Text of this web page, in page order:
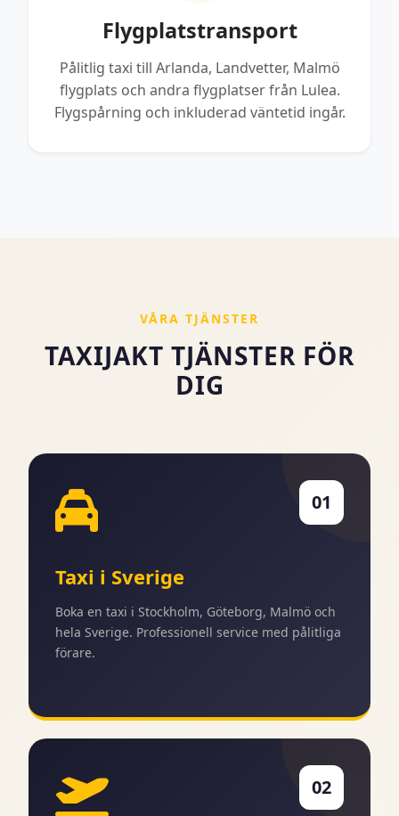
Flygplatstransport
Pålitlig taxi till Arlanda, Landvetter, Malmö
flygplats och andra flygplatser från Lulea.
Flygspårning och inkluderad väntetid ingår.
VÅRA TJÄNSTER
TAXIJAKT TJÄNSTER FÖR
DIG
01
Taxi i Sverige
Boka en taxi i Stockholm, Göteborg, Malmö och
hela Sverige. Professionell service med pålitliga
förare.
02